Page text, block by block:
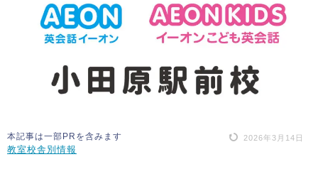
本記事は一部PRを含みます 2026年3月14日
教室校舎別情報